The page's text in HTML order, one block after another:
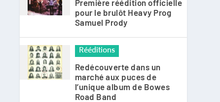
Première réédition officielle
pour le brulôt Heavy Prog
Samuel Prody
Rééditions
Redécouverte dans un
marché aux puces de
l’unique album de Bowes
Road Band